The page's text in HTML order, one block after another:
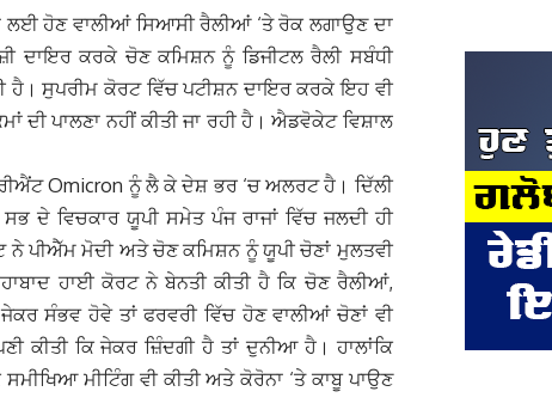
ਹੋਣ ਵਾਲੀਆਂ ਸਿਆਸੀ ਰੈਲੀਆਂ ‘ਤੇ ਰੋਕ ਲਗਾਉਣ ਦਾ
ਦਾਇਰ ਕਰਕੇ ਚੋਣ ਕਮਿਸ਼ਨ ਨੂੰ ਡਿਜੀਟਲ ਰੈਲੀ ਸਬੰਧੀ
ਹੈ।ਸੁਪਰੀਮ ਕੋਰਟ ਵਿੱਚ ਪਟੀਸ਼ਨ ਦਾਇਰ ਕਰਕੇ ਇਹ ਵੀ
ਪਾਲਣਾ ਨਹੀਂ ਕੀਤੀ ਜਾ ਰਹੀ ਹੈ। ਐਡਵੋਕੇਟ ਵਿਸ਼ਾਲ
Omicron ਨੂੰ ਲੈ ਕੇ ਦੇਸ਼ ਭਰ ‘ਚ ਅਲਰਟ ਹੈ। ਦਿੱਲੀ
ਦੇ ਵਿਚਕਾਰ ਯੂਪੀ ਸਮੇਤ ਪੰਜ ਰਾਜਾਂ ਵਿੱਚ ਜਲਦੀ ਹੀ
ਨੇ ਪੀਐੱਮ ਮੋਦੀ ਅਤੇ ਚੋਣ ਕਮਿਸ਼ਨ ਨੂੰ ਯੂਪੀ ਚੋਣਾਂ ਮੁਲਤਵੀ
ਹਾਈ ਕੋਰਟ ਨੇ ਬੇਨਤੀ ਕੀਤੀ ਹੈ ਕਿ ਚੋਣ ਰੈਲੀਆਂ,
ਸੰਭਵ ਹੋਵੇ ਤਾਂ ਫਰਵਰੀ ਵਿੱਚ ਹੋਣ ਵਾਲੀਆਂ ਚੋਣਾਂ ਵੀ
ਕੀਤੀ ਕਿ ਜੇਕਰ ਜ਼ਿੰਦਗੀ ਹੈ ਤਾਂ ਦੁਨੀਆ ਹੈ। ਹਾਲਾਂਕਿ
ਮੀਟਿੰਗ ਵੀ ਕੀਤੀ ਅਤੇ ਕੋਰੋਨਾ ‘ਤੇ ਕਾਬੂ ਪਾਉਣ